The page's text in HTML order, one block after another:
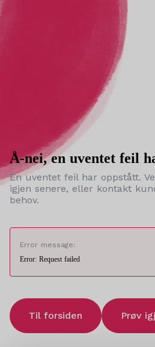
Å-nei, en uventet feil
En uventet feil har oppstått.
igjen senere, eller kontakt
behov.
Error message:
Error: Request failed
Til forsiden Prøv